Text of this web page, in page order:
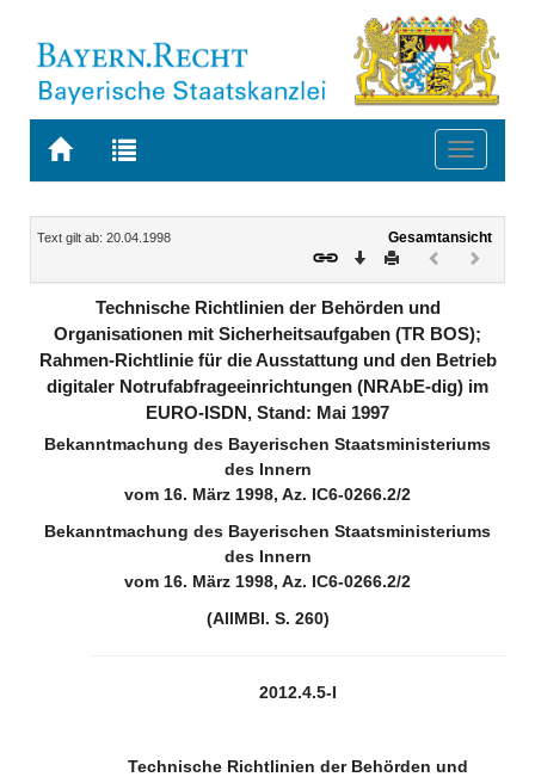
Zur
BAYERN.RECHT
Zur
letzten
Suche
Toggle
Navigation
Inhalt
Text gilt ab: 20.04.1998
Gesamtansicht
Download
DruckenVorheriges
Technische Richtlinien der Behörden und
Organisationen mit Sicherheitsaufgaben (TR BOS);
Rahmen-Richtlinie für die Ausstattung und den Betrieb
digitaler Notrufabfrageeinrichtungen (NRAbE-dig) im
EURO-ISDN, Stand: Mai 1997
Bekanntmachung des Bayerischen Staatsministeriums
des Innern
vom 16. März 1998, Az. IC6-0266.2/2
Bekanntmachung des Bayerischen Staatsministeriums
des Innern
vom 16. März 1998, Az. IC6-0266.2/2
(AllMBl. S. 260)
2012.4.5-I
Technische Richtlinien der Behörden und